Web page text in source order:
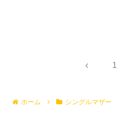
前 1
ホーム シングルマザー